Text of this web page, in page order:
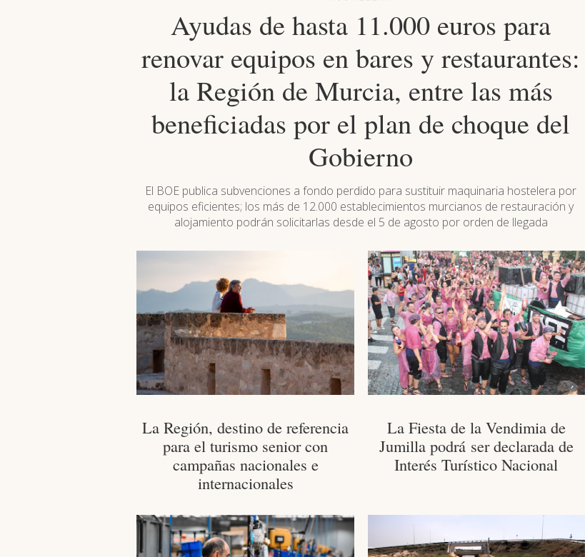
Ayudas de hasta 11.000 euros para
renovar equipos en bares y restaurantes:
la Región de Murcia, entre las más
beneficiadas por el plan de choque del
Gobierno
El BOE publica subvenciones a fondo perdido para sustituir maquinaria hostelera por
equipos eficientes; los más de 12.000 establecimientos murcianos de restauración y
alojamiento podrán solicitarlas desde el 5 de agosto por orden de llegada
La Región, destino de referencia
para el turismo senior con
campañas nacionales e
internacionales
La Fiesta de la Vendimia de
Jumilla podrá ser declarada de
Interés Turístico Nacional